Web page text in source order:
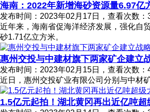
海南：2022年新增海砂资源量6.97亿
发布时间：2023年02月17日，查看次数：
近年来，海南省促海洋经济发展，强化自
砂1.71亿立方米。
惠州交投与中建材旗下两家矿企建立
发布时间：2023年02月15日，查看次数：
近日，惠州交投矿业有限公司分别与中材
1.5亿元起拍！湖北黄冈再出近亿吨超